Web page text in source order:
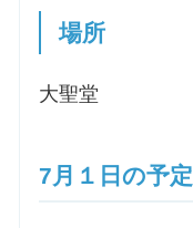
場所
大聖堂
7月１日の予定